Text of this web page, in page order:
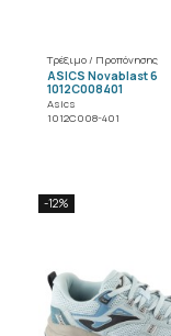
Τρέξιμο / Προπόνησης
ASICS Novablast 6
1012C008401
Asics
1012C008-401
-12%